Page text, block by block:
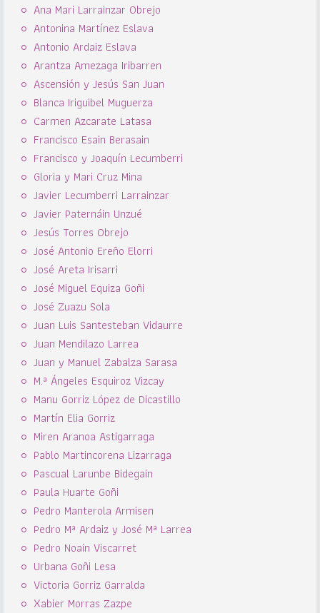
Ana Mari Larrainzar Obrejo
Antonina Martínez Eslava
Antonio Ardaiz Eslava
Arantza Amezaga Iribarren
Ascensión y Jesús San Juan
Blanca Iriguibel Muguerza
Carmen Azcarate Latasa
Francisco Esain Berasain
Francisco y Joaquín Lecumberri
Gloria y Mari Cruz Mina
Javier Lecumberri Larrainzar
Javier Paternáin Unzué
Jesús Torres Obrejo
José Antonio Ereño Elorri
José Areta Irisarri
José Miguel Equiza Goñi
José Zuazu Sola
Juan Luis Santesteban Vidaurre
Juan Mendilazo Larrea
Juan y Manuel Zabalza Sarasa
M.ª Ángeles Esquiroz Vizcay
Manu Gorriz López de Dicastillo
Martín Elia Gorriz
Miren Aranoa Astigarraga
Pablo Martincorena Lizarraga
Pascual Larunbe Bidegain
Paula Huarte Goñi
Pedro Manterola Armisen
Pedro Mª Ardaiz y José Mª Larrea
Pedro Noain Viscarret
Urbana Goñi Lesa
Victoria Gorriz Garralda
Xabier Morras Zazpe